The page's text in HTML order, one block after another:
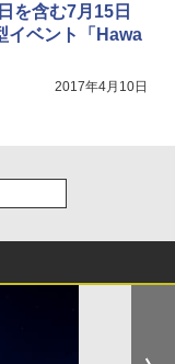
を含む7月15日
イベント「Hawa
2017年4月10日